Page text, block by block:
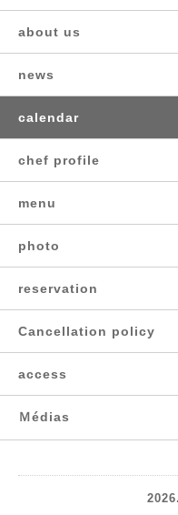
about us
news
calendar
chef profile
menu
photo
reservation
Cancellation policy
access
Ｍédias